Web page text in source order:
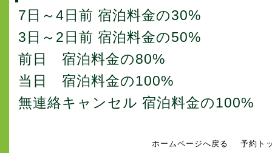
7日～4日前 宿泊料金の30%
3日～2日前 宿泊料金の50%
前日 宿泊料金の80%
当日 宿泊料金の100%
無連絡キャンセル 宿泊料金の100%
ホームページへ戻る 予約ト